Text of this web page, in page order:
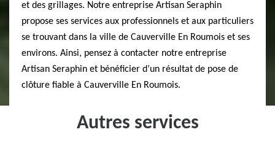
et des grillages. Notre entreprise Artisan Seraphin
propose ses services aux professionnels et aux particuliers
se trouvant dans la ville de Cauverville En Roumois et ses
environs. Ainsi, pensez à contacter notre entreprise
Artisan Seraphin et bénéficier d’un résultat de pose de
clôture fiable à Cauverville En Roumois.
Autres services